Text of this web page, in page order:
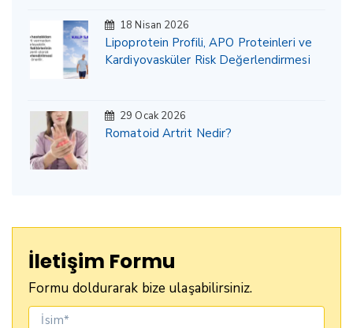
18 Nisan 2026
Lipoprotein Profili, APO Proteinleri ve
Kardiyovasküler Risk Değerlendirmesi
29 Ocak 2026
Romatoid Artrit Nedir?
İletişim Formu
Formu doldurarak bize ulaşabilirsiniz.